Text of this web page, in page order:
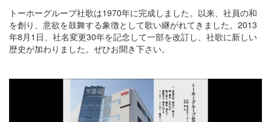
サイトご利用について
ソーシャルメディアポリシー
サイトマップ
トーホーグループ社歌は1970年に完成しました。以来、社員の和
を創り、意欲を鼓舞する象徴として歌い継がれてきました。2013
年8月1日、社名変更30年を記念して一部を改訂し、社歌に新しい
歴史が加わりました。ぜひお聞き下さい。